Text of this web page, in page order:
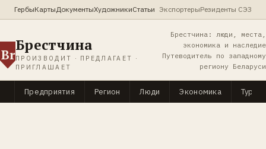
ГербыКартыДокументыХудожникиСтатьи ЭкспортерыРезиденты СЭЗ
Br
Брестчина
ПРОИЗВОДИТ · ПРЕДЛАГАЕТ ·
ПРИГЛАШАЕТ
Брестчина: люди, места,
экономика и наследие
Путеводитель по западному
региону Беларуси
Предприятия Регион Люди Экономика